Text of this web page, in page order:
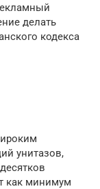
делать
кодекса
унитазов,
как минимум